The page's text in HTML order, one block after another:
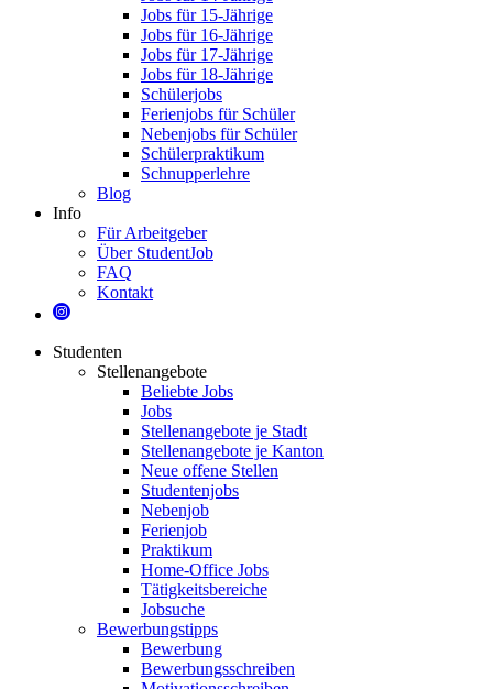
Jobs für 15-Jährige
Jobs für 16-Jährige
Jobs für 17-Jährige
Jobs für 18-Jährige
Schülerjobs
Ferienjobs für Schüler
Nebenjobs für Schüler
Schülerpraktikum
Schnupperlehre
Blog
Info
Für Arbeitgeber
Über StudentJob
FAQ
Kontakt
Studenten
Stellenangebote
Beliebte Jobs
Jobs
Stellenangebote je Stadt
Stellenangebote je Kanton
Neue offene Stellen
Studentenjobs
Nebenjob
Ferienjob
Praktikum
Home-Office Jobs
Tätigkeitsbereiche
Jobsuche
Bewerbungstipps
Bewerbung
Bewerbungsschreiben